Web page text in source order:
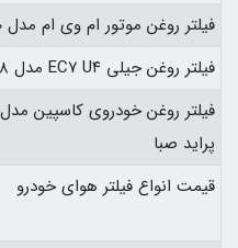
فیلتر روغن موتور ام وی ام مدل ۳۷۲۱۰۱۲۰۱۰
فیلتر روغن جیلی EC۷ U۴ مدل ۱۱۳۶۰۰۰۱۱۸
پراید صبا
قیمت انواع فیلتر هوای خودرو